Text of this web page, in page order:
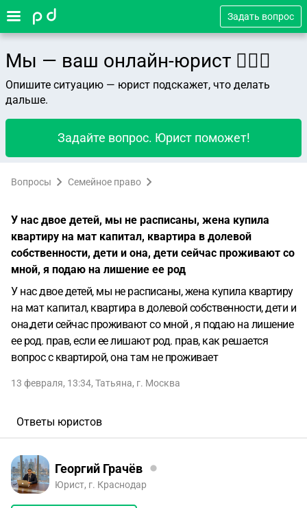
Задать вопрос
Мы — ваш онлайн-юрист 👨🏻‍⚖️
Опишите ситуацию — юрист подскажет, что делать
дальше.
Задайте вопрос. Юрист поможет!
Вопросы Семейное право
У нас двое детей, мы не расписаны, жена купила
квартиру на мат капитал, квартира в долевой
собственности, дети и она, дети сейчас проживают со
мной, я подаю на лишение ее род
У нас двое детей, мы не расписаны, жена купила квартиру
на мат капитал, квартира в долевой собственности, дети и
она,дети сейчас проживают со мной , я подаю на лишение
ее род. прав, если ее лишают род. прав, как решается
вопрос с квартирой, она там не проживает
13 февраля, 13:34, Татьяна, г. Москва
Ответы юристов
Георгий Грачёв
Юрист, г. Краснодар